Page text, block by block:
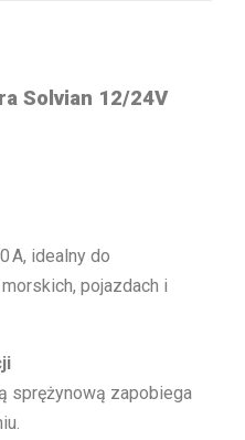
Solvian 12/24V
A, idealny do
pojazdach i
sprężynową zapobiega